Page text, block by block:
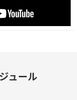
ュール